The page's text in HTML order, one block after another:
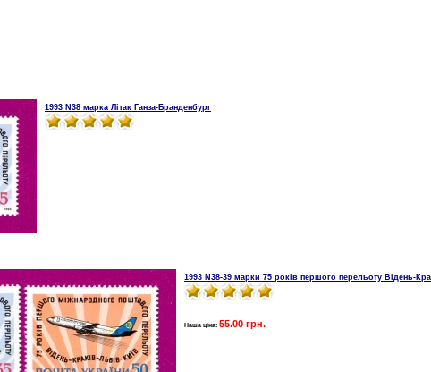
1993 N38 марка Літак Ганза-Бранденбург
1993 N38-39 марки 75 років першого перельоту Відень-
Наша ціна: 55.00 грн.